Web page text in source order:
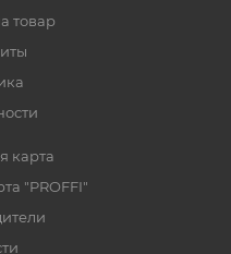
товар
карта
"PROFFI"